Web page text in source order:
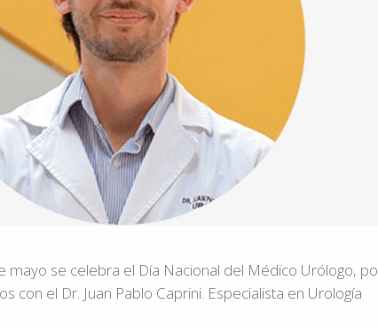
mayo se celebra el Día Nacional del Médico Urólogo,
con el Dr. Juan Pablo Caprini. Especialista en Urología